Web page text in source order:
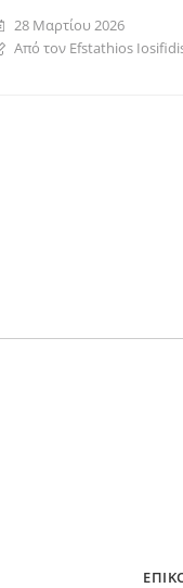
28 Μαρτίου 2026
Από τον Efstathios